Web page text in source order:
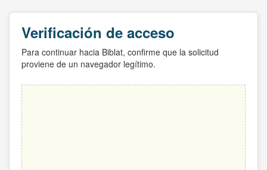
Verificación de acceso
Para continuar hacia Biblat, confirme que la solicitud
proviene de un navegador legítimo.